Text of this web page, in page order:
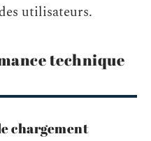
utilisateurs.
technique
chargement